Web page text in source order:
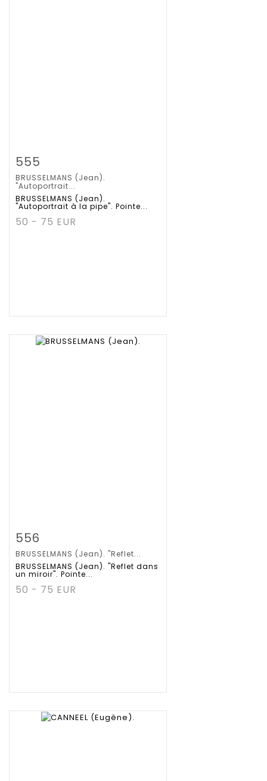
拍品详情
555
BRUSSELMANS (Jean).
"Autoportrait...
BRUSSELMANS (Jean).
"Autoportrait à la pipe". Pointe...
50 - 75 EUR
拍品详情
556
BRUSSELMANS (Jean). "Reflet...
BRUSSELMANS (Jean). "Reflet dans
un miroir". Pointe...
50 - 75 EUR